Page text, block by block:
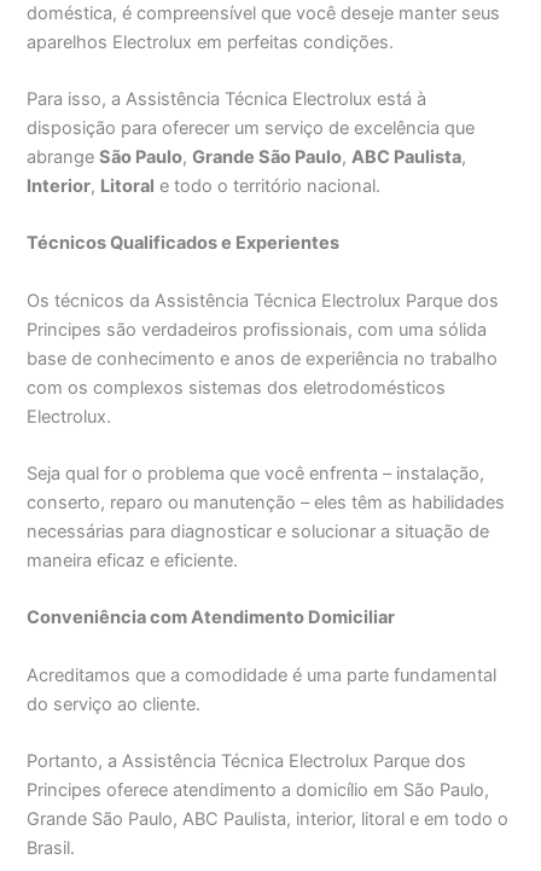
doméstica, é compreensível que você deseje manter seus
aparelhos Electrolux em perfeitas condições.
Para isso, a Assistência Técnica Electrolux está à
disposição para oferecer um serviço de excelência que
abrangeSão Paulo,Grande São Paulo,ABC Paulista,
Interior, Litoral e todo o território nacional.
Técnicos Qualificados e Experientes
Os técnicos da Assistência Técnica Electrolux Parque dos
Principes são verdadeiros profissionais, com uma sólida
base de conhecimento e anos de experiência no trabalho
com os complexos sistemas dos eletrodomésticos
Electrolux.
Seja qual for o problema que você enfrenta – instalação,
conserto, reparo ou manutenção – eles têm as habilidades
necessárias para diagnosticar e solucionar a situação de
maneira eficaz e eficiente.
Conveniência com Atendimento Domiciliar
Acreditamos que a comodidade é uma parte fundamental
do serviço ao cliente.
Portanto, a Assistência Técnica Electrolux Parque dos
Principes oferece atendimento a domicílio em São Paulo,
Grande São Paulo, ABC Paulista, interior, litoral e em todo o
Brasil.